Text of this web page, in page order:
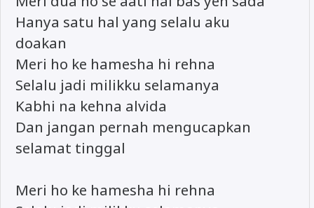
Hanya satu hal yang selalu aku
doakan
Meri ho ke hamesha hi rehna
Selalu jadi milikku selamanya
Kabhi na kehna alvida
Dan jangan pernah mengucapkan
selamat tinggal
Meri ho ke hamesha hi rehna